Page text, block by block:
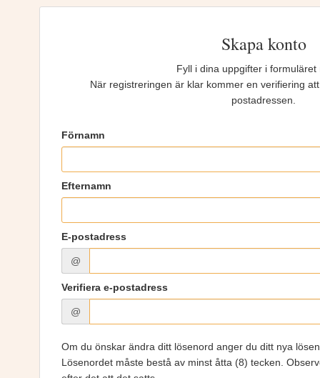
Skapa konto
Fyll i dina uppgifter i formuläret
När registreringen är klar kommer en verifiering
postadressen.
Förnamn
Efternamn
E-postadress
@
Verifiera e-postadress
@
Om du önskar ändra ditt lösenord anger du ditt nya
Lösenordet måste bestå av minst åtta (8) tecken.